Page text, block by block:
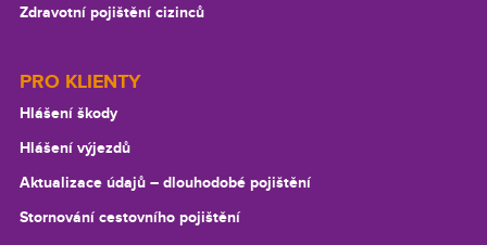
Zdravotní pojištění cizinců
PRO KLIENTY
Hlášení škody
Hlášení výjezdů
Aktualizace údajů –⁠ dlouhodobé pojištění
Stornování cestovního pojištění